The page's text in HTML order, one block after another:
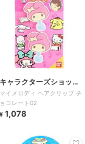
キャラクターズショッ
プ ラフラフ
マイメロディ ヘアクリップ チ
ョコレート02
¥ 1,078